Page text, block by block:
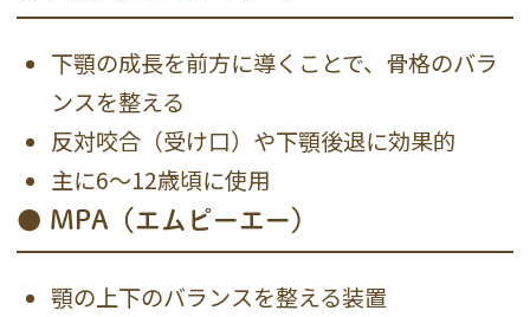
下顎の成長を前方に導くことで、骨格のバラ
ンスを整える
反対咬合（受け口）や下顎後退に効果的
主に6〜12歳頃に使用
● MPA（エムピーエー）
顎の上下のバランスを整える装置